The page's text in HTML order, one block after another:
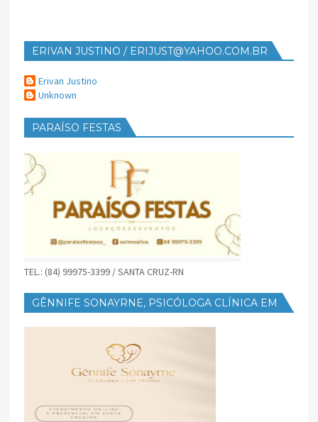
ERIVAN JUSTINO / ERIJUST@YAHOO.COM.BR
Erivan Justino
Unknown
PARAÍSO FESTAS
TEL.: (84) 99975-3399 / SANTA CRUZ-RN
GÊNNIFE SONAYRNE, PSICÓLOGA CLÍNICA EM